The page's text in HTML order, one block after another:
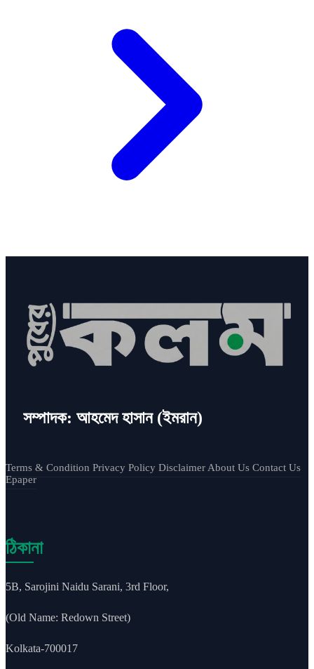
সম্পাদক: আহমেদ হাসান (ইমরান)
Terms & Condition Privacy Policy Disclaimer About Us Contact Us
Epaper
ঠিকানা
5B, Sarojini Naidu Sarani, 3rd Floor,
(Old Name: Redown Street)
Kolkata-700017